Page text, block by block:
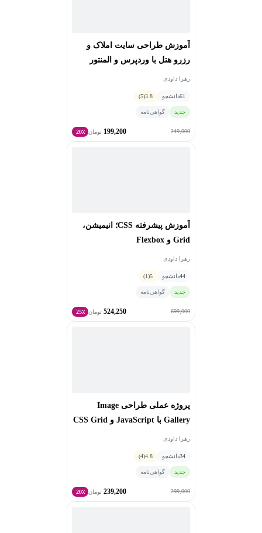
آموزش طراحی سایت املاک و
رزرو هتل با وردپرس و المنتور
زهرا داودی
61دانشجو 3.8
(5)
جدید گواهی‌نامه
249,000
199,200 تومان 20٪
آموزش پیشرفته CSS؛ انیمیشن،
Grid و Flexbox
زهرا داودی
44دانشجو 5
(1)
جدید گواهی‌نامه
699,000
524,250 تومان 25٪
پروژه عملی طراحی Image
Gallery با JavaScript و CSS Grid
زهرا داودی
34دانشجو 4.8
(4)
جدید گواهی‌نامه
299,000
239,200 تومان 20٪